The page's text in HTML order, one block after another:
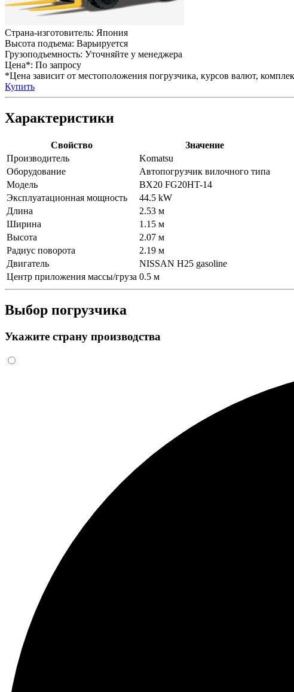
Страна-изготовитель: Япония
Высота подъема: Варьируется
Грузоподъемность: Уточняйте у менеджера
Цена*: По запросу
*Цена зависит от местоположения погрузчика, курсов валют,
Купить
Характеристики
Свойство
Значение
Производитель
Komatsu
Оборудование
Автопогрузчик вилочного типа
Модель
BX20 FG20HT-14
Эксплуатационная мощность
44.5 kW
Длина
2.53 м
Ширина
1.15 м
Высота
2.07 м
Радиус поворота
2.19 м
Двигатель
NISSAN H25 gasoline
Центр приложения массы/груза 0.5 м
Выбор погрузчика
Укажите страну производства